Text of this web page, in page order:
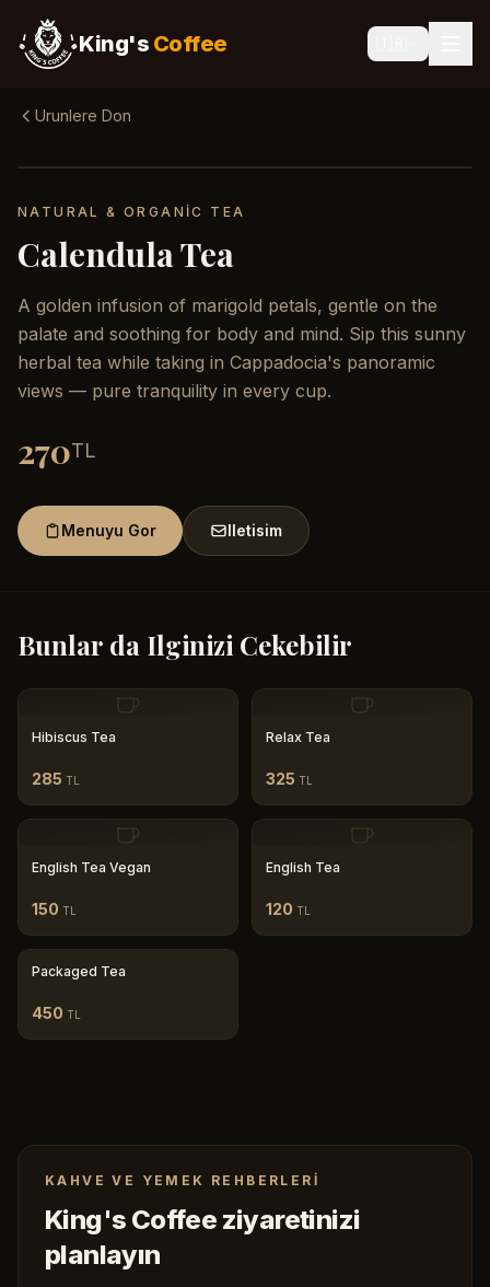
King's Coffee
Urunlere Don
NATURAL & ORGANIC TEA
Calendula Tea
A golden infusion of marigold petals, gentle on the
palate and soothing for body and mind. Sip this sunny
herbal tea while taking in Cappadocia's panoramic
views — pure tranquility in every cup.
270TL
Menuyu Gor Iletisim
Bunlar da Ilginizi Cekebilir
Hibiscus Tea
285 TL
Relax Tea
325 TL
English Tea Vegan
150 TL
English Tea
120 TL
Packaged Tea
450 TL
KAHVE VE YEMEK REHBERLERI
King's Coffee ziyaretinizi
planlayın